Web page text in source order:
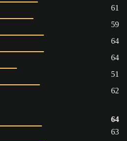
61
59
64
64
51
62
64
63